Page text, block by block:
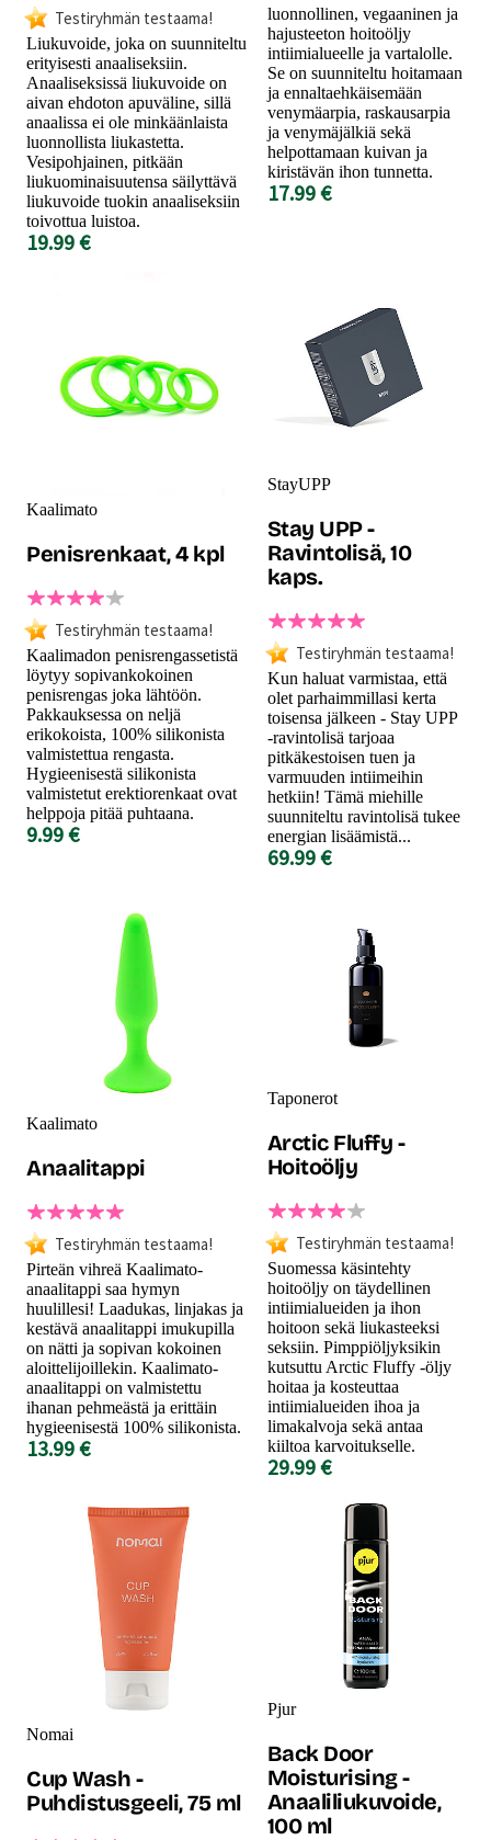
Testiryhmän testaama!
Liukuvoide, joka on suunniteltu
erityisesti anaaliseksiin.
Anaaliseksissä liukuvoide on
aivan ehdoton apuväline, sillä
anaalissa ei ole minkäänlaista
luonnollista liukastetta.
Vesipohjainen, pitkään
liukuominaisuutensa säilyttävä
liukuvoide tuokin anaaliseksiin
toivottua luistoa.
19.99 €
luonnollinen, vegaaninen ja
hajusteeton hoitoöljy
intiimialueelle ja vartalolle.
Se on suunniteltu hoitamaan
ja ennaltaehkäisemään
venymäarpia, raskausarpia
ja venymäjälkiä sekä
helpottamaan kuivan ja
kiristävän ihon tunnetta.
17.99 €
Kaalimato
Penisrenkaat, 4 kpl
Testiryhmän testaama!
Kaalimadon penisrengassetistä
löytyy sopivankokoinen
penisrengas joka lähtöön.
Pakkauksessa on neljä
erikokoista, 100% silikonista
valmistettua rengasta.
Hygieenisestä silikonista
valmistetut erektiorenkaat ovat
helppoja pitää puhtaana.
9.99 €
StayUPP
Stay UPP -
Ravintolisä, 10
kaps.
Testiryhmän testaama!
Kun haluat varmistaa, että
olet parhaimmillasi kerta
toisensa jälkeen - Stay UPP
-ravintolisä tarjoaa
pitkäkestoisen tuen ja
varmuuden intiimeihin
hetkiin! Tämä miehille
suunniteltu ravintolisä tukee
energian lisäämistä...
69.99 €
Kaalimato
Anaalitappi
Testiryhmän testaama!
Pirteän vihreä Kaalimato-
anaalitappi saa hymyn
huulillesi! Laadukas, linjakas ja
kestävä anaalitappi imukupilla
on nätti ja sopivan kokoinen
aloittelijoillekin. Kaalimato-
anaalitappi on valmistettu
ihanan pehmeästä ja erittäin
hygieenisestä 100% silikonista.
13.99 €
Taponerot
Arctic Fluffy -
Hoitoöljy
Testiryhmän testaama!
Suomessa käsintehty
hoitoöljy on täydellinen
intiimialueiden ja ihon
hoitoon sekä liukasteeksi
seksiin. Pimppiöljyksikin
kutsuttu Arctic Fluffy -öljy
hoitaa ja kosteuttaa
intiimialueiden ihoa ja
limakalvoja sekä antaa
kiiltoa karvoitukselle.
29.99 €
Nomai
Cup Wash -
Puhdistusgeeli, 75 ml
Pjur
Back Door
Moisturising -
Anaaliliukuvoide,
100 ml